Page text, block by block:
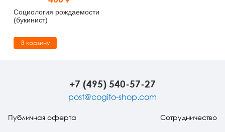
Тревожные расстройства, панические атаки
Психодрама
Психология труда и эргономика
Социальная и организационная психология
Социология рождаемости
(букинист)
В корзину
+7 (495) 540-57-27
post@cogito-shop.com
Публичная оферта Сотрудничество